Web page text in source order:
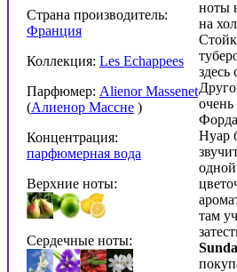
Страна производитель:
Франция
Коллекция: Les Echappees
Парфюмер: Alienor Massenet
(Алиенор Массне )
Концентрация:
парфюмерная вода
Верхние ноты:
Сердечные ноты:
ноты
на
здесь
Нуар
там